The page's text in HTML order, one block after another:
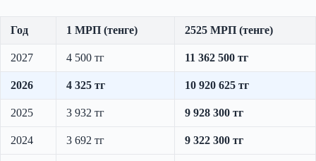
Год 1 МРП (тенге) 2525 МРП (тенге)
2027 4 500 тг 11 362 500 тг
2026 4 325 тг 10 920 625 тг
2025 3 932 тг 9 928 300 тг
2024 3 692 тг 9 322 300 тг